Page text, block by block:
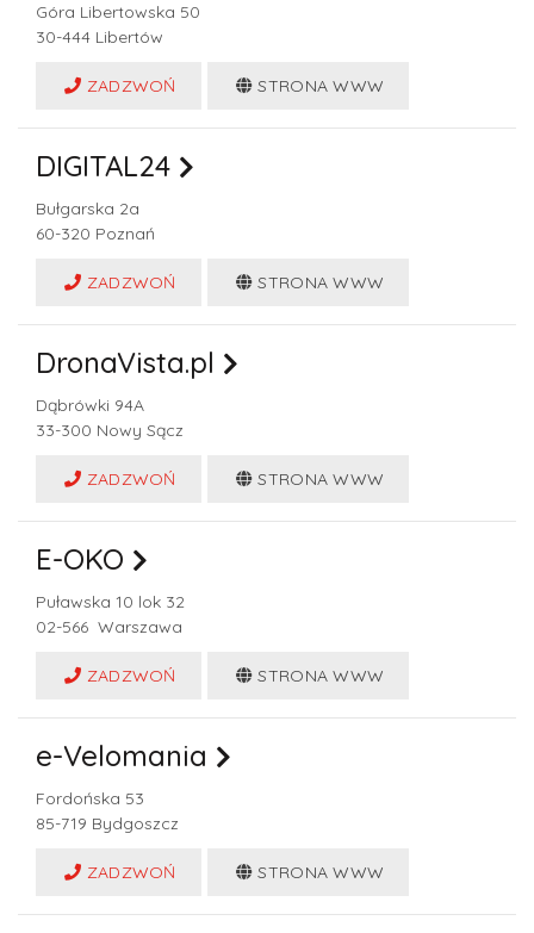
Góra Libertowska 50
30-444 Libertów
ZADZWOŃ STRONA WWW
DIGITAL24
Bułgarska 2a
60-320 Poznań
ZADZWOŃ STRONA WWW
DronaVista.pl
Dąbrówki 94A
33-300 Nowy Sącz
ZADZWOŃ STRONA WWW
E-OKO
Puławska 10 lok 32
02-566 Warszawa
ZADZWOŃ STRONA WWW
e-Velomania
Fordońska 53
85-719 Bydgoszcz
ZADZWOŃ STRONA WWW